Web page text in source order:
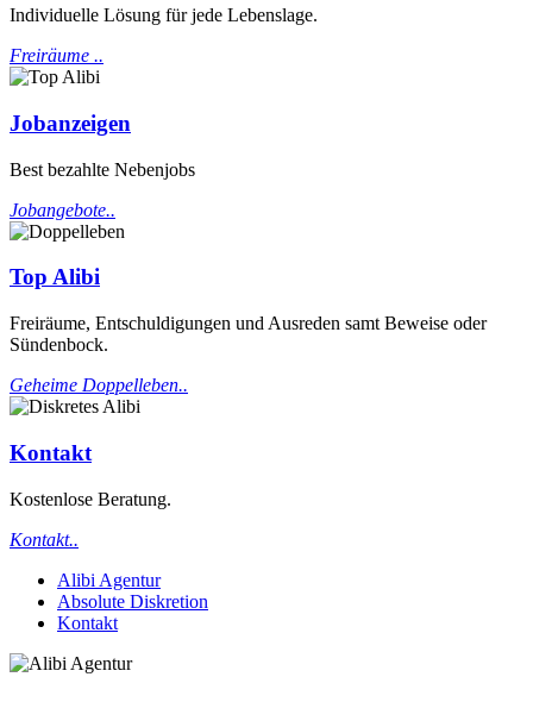
Individuelle Lösung für jede Lebenslage.
Freiräume ..
Jobanzeigen
Best bezahlte Nebenjobs
Jobangebote..
Top Alibi
Freiräume, Entschuldigungen und Ausreden samt Beweise oder
Sündenbock.
Geheime Doppelleben..
Kontakt
Kostenlose Beratung.
Kontakt..
Alibi Agentur
Absolute Diskretion
Kontakt